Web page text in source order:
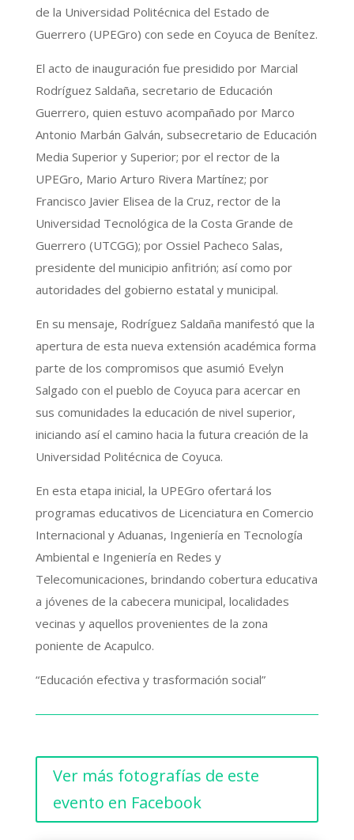
de la Universidad Politécnica del Estado de
Guerrero (UPEGro) con sede en Coyuca de Benítez.
El acto de inauguración fue presidido por Marcial
Rodríguez Saldaña, secretario de Educación
Guerrero, quien estuvo acompañado por Marco
Antonio Marbán Galván, subsecretario de Educación
Media Superior y Superior; por el rector de la
UPEGro, Mario Arturo Rivera Martínez; por
Francisco Javier Elisea de la Cruz, rector de la
Universidad Tecnológica de la Costa Grande de
Guerrero (UTCGG); por Ossiel Pacheco Salas,
presidente del municipio anfitrión; así como por
autoridades del gobierno estatal y municipal.
En su mensaje, Rodríguez Saldaña manifestó que la
apertura de esta nueva extensión académica forma
parte de los compromisos que asumió Evelyn
Salgado con el pueblo de Coyuca para acercar en
sus comunidades la educación de nivel superior,
iniciando así el camino hacia la futura creación de la
Universidad Politécnica de Coyuca.
En esta etapa inicial, la UPEGro ofertará los
programas educativos de Licenciatura en Comercio
Internacional y Aduanas, Ingeniería en Tecnología
Ambiental e Ingeniería en Redes y
Telecomunicaciones, brindando cobertura educativa
a jóvenes de la cabecera municipal, localidades
vecinas y aquellos provenientes de la zona
poniente de Acapulco.
“Educación efectiva y trasformación social”
Ver más fotografías de este
evento en Facebook